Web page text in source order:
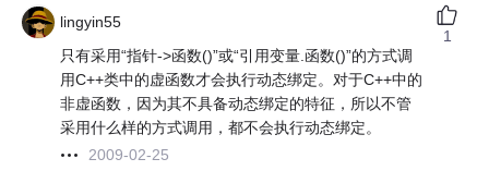
lingyin55
只有采用“指针->函数()”或“引用变量.函数()”的方式调
用C++类中的虚函数才会执行动态绑定。对于C++中的
非虚函数，因为其不具备动态绑定的特征，所以不管
采用什么样的方式调用，都不会执行动态绑定。
2009-02-25
1